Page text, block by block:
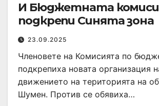
И Бюджетната
подкрепи Синята зона
23.09.2025
Членовете на Комисията по
подкрепиха новата организация
движението на територията на
Шумен. Против се обявиха…